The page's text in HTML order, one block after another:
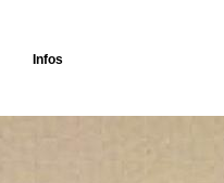
Infos